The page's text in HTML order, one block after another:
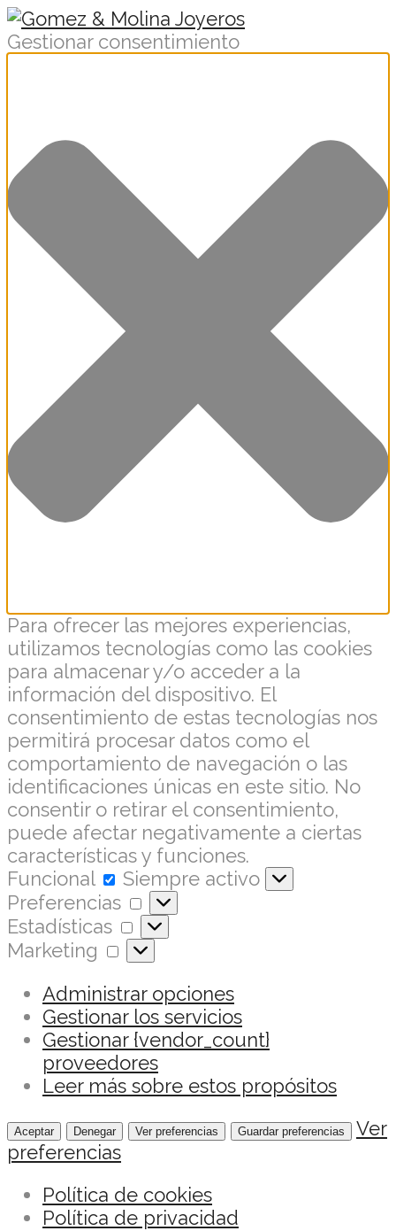
Gestionar consentimiento
Para ofrecer las mejores experiencias,
utilizamos tecnologías como las cookies
para almacenar y/o acceder a la
información del dispositivo. El
consentimiento de estas tecnologías nos
permitirá procesar datos como el
comportamiento de navegación o las
identificaciones únicas en este sitio. No
consentir o retirar el consentimiento,
puede afectar negativamente a ciertas
características y funciones.
Funcional
Funcional
Siempre activo
Preferencias
Preferencias
Estadísticas
Estadísticas
Marketing
Marketing
Administrar opciones
Gestionar los servicios
Gestionar {vendor_count}
proveedores
Leer más sobre estos propósitos
Aceptar Denegar Ver preferencias Guardar preferencias
Ver
preferencias
Política de cookies
Política de privacidad